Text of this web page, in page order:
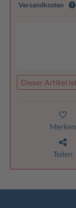
Versandkosten
Dieser Artikel
Merken
Teilen